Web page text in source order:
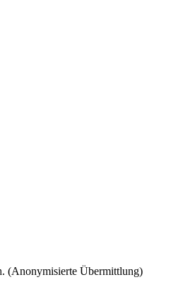
(Anonymisierte Übermittlung)